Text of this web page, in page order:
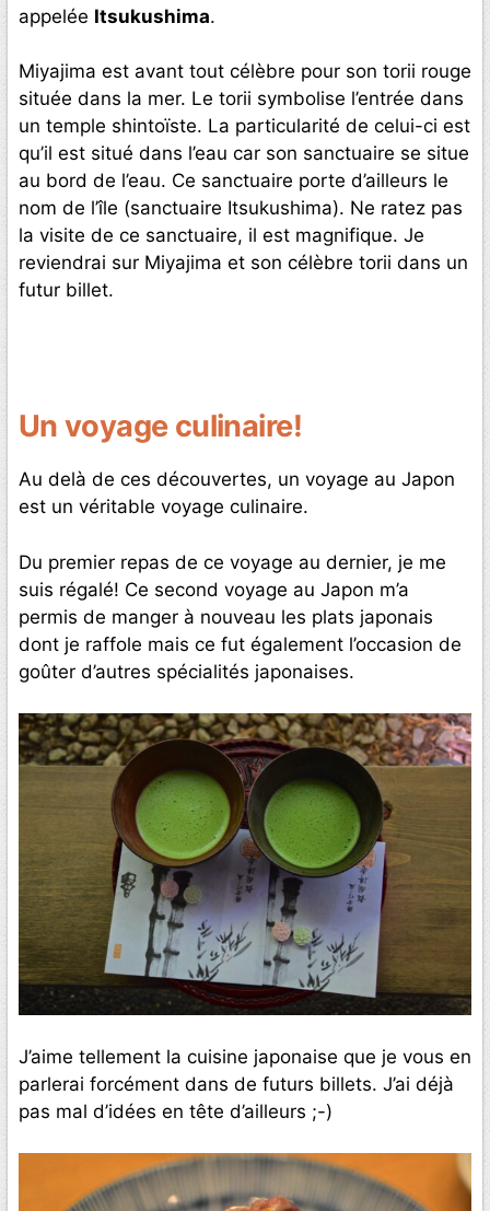
appelée Itsukushima.
Miyajima est avant tout célèbre pour son torii rouge
située dans la mer. Le torii symbolise l’entrée dans
un temple shintoïste. La particularité de celui-ci est
qu’il est situé dans l’eau car son sanctuaire se situe
au bord de l’eau. Ce sanctuaire porte d’ailleurs le
nom de l’île (sanctuaire Itsukushima). Ne ratez pas
la visite de ce sanctuaire, il est magnifique. Je
reviendrai sur Miyajima et son célèbre torii dans un
futur billet.
Un voyage culinaire!
Au delà de ces découvertes, un voyage au Japon
est un véritable voyage culinaire.
Du premier repas de ce voyage au dernier, je me
suis régalé! Ce second voyage au Japon m’a
permis de manger à nouveau les plats japonais
dont je raffole mais ce fut également l’occasion de
goûter d’autres spécialités japonaises.
J’aime tellement la cuisine japonaise que je vous en
parlerai forcément dans de futurs billets. J’ai déjà
pas mal d’idées en tête d’ailleurs ;-)